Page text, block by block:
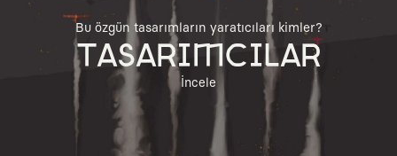
Bu özgün tasarımların yaratıcıları kimler?
TASARIMCILAR
İncele